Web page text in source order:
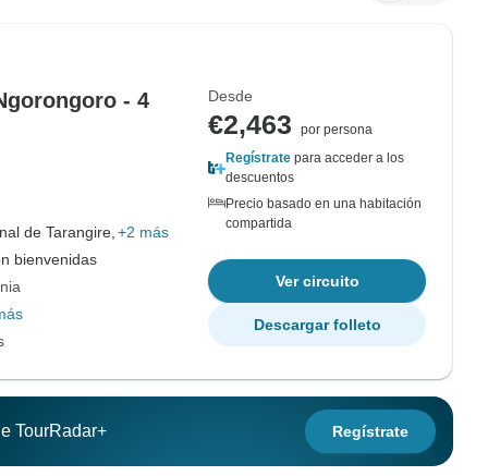
- 4
de Tarangire, +2 más
bienvenidas
Desde
€2,463
por persona
Regístrate para acceder a los
descuentos
Precio basado en una habitación
compartida
Ver circuito
Descargar folleto
TourRadar+ Regístrate